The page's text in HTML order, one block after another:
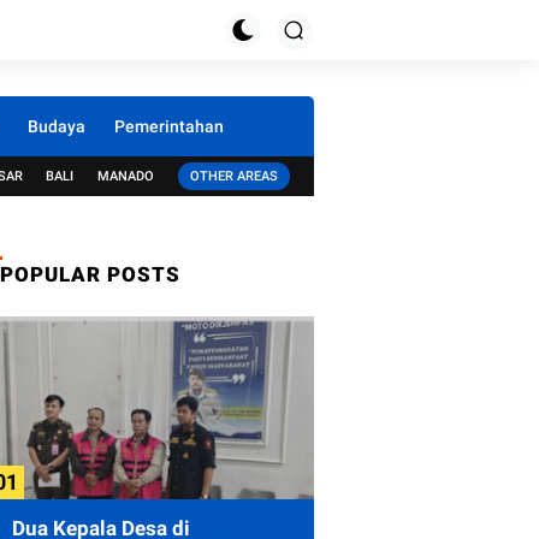
Budaya Pemerintahan
BALI MANADO OTHER AREAS
POPULAR POSTS
Dua Kepala Desa di